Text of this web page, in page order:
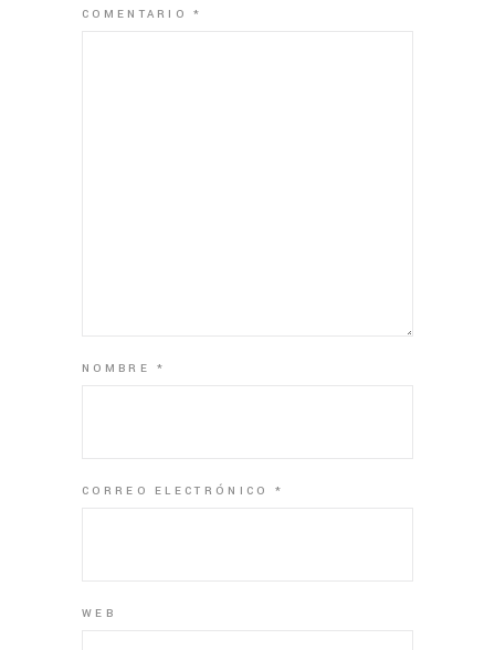
COMENTARIO*
NOMBRE*
CORREO ELECTRÓNICO *
WEB